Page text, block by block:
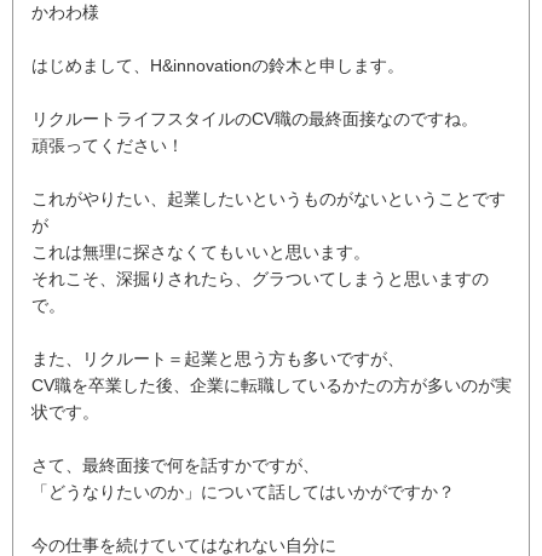
かわわ様
はじめまして、H&innovationの鈴木と申します。
リクルートライフスタイルのCV職の最終面接なのですね。
頑張ってください！
これがやりたい、起業したいというものがないということです
が
これは無理に探さなくてもいいと思います。
それこそ、深掘りされたら、グラついてしまうと思いますの
で。
また、リクルート＝起業と思う方も多いですが、
CV職を卒業した後、企業に転職しているかたの方が多いのが実
状です。
さて、最終面接で何を話すかですが、
「どうなりたいのか」について話してはいかがですか？
今の仕事を続けていてはなれない自分に